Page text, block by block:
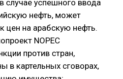
случае успешного ввода
нефть, может
цен на арабскую нефть.
NOPEC
против стран,
в картельных сговорах,